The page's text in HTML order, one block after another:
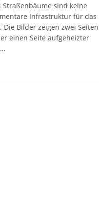
sind keine
Infrastruktur für das
Die Bilder zeigen zwei Seiten
einen Seite aufgeheizter